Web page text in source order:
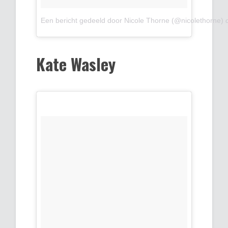
Een bericht gedeeld door Nicole Thorne (@nicolethorne)
Kate Wasley